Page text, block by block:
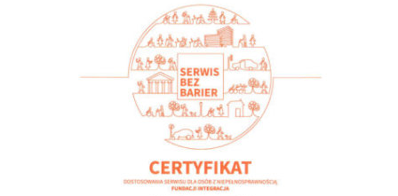
POKAŻ WSZYSTKIE ZGODY
ZAŁÓŻ KONTO